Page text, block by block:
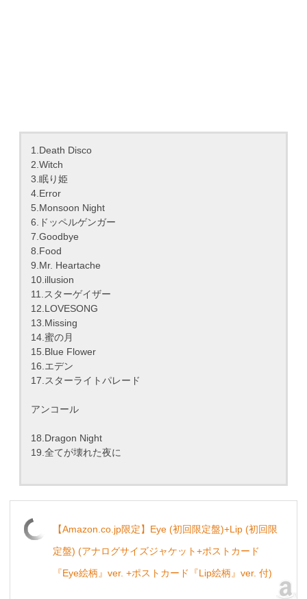
1.Death Disco
2.Witch
3.眠り姫
4.Error
5.Monsoon Night
6.ドッペルゲンガー
7.Goodbye
8.Food
9.Mr. Heartache
10.illusion
11.スターゲイザー
12.LOVESONG
13.Missing
14.蜜の月
15.Blue Flower
16.エデン
17.スターライトパレード
アンコール
18.Dragon Night
19.全てが壊れた夜に
【Amazon.co.jp限定】Eye (初回限定盤)+Lip (初回限
定盤) (アナログサイズジャケット+ポストカード
『Eye絵柄』ver. +ポストカード『Lip絵柄』ver. 付)